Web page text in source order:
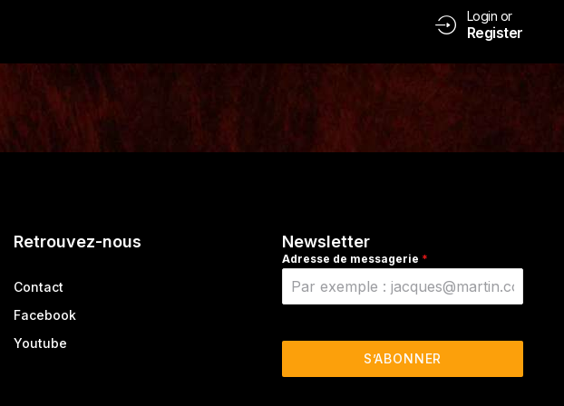
Login or
Register
Retrouvez-nous
Contact
Facebook
Youtube
Newsletter
Adresse de messagerie *
S’ABONNER